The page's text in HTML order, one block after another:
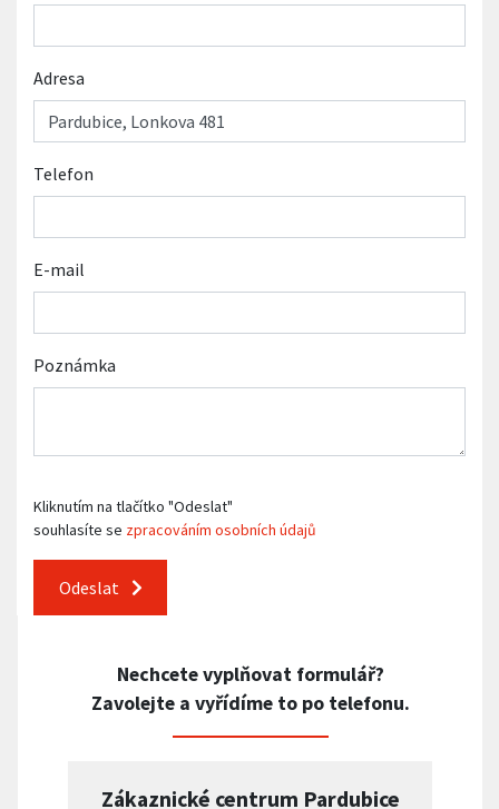
Adresa
Telefon
E-mail
Poznámka
Kliknutím na tlačítko "Odeslat"
souhlasíte se zpracováním osobních údajů
Odeslat
Nechcete vyplňovat formulář?
Zavolejte a vyřídíme to po telefonu.
Zákaznické centrum Pardubice